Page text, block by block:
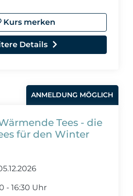
Kurs merken
Details
ANMELDUNG MÖGLICH
Tees - die
für den Winter
- 16:30 Uhr